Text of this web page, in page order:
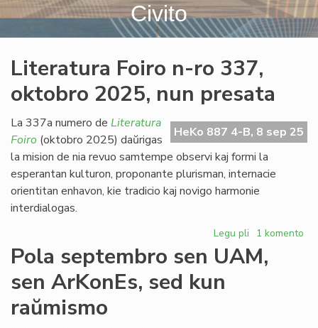
Civito
Literatura Foiro n-ro 337,
oktobro 2025, nun presata
HeKo 887 4-B, 8 sep 25
La 337a numero de Literatura
Foiro (oktobro 2025) daŭrigas
la mision de nia revuo samtempe observi kaj formi la
esperantan kulturon, proponante plurisman, internacie
orientitan enhavon, kie tradicio kaj novigo harmonie
interdialogas.
Legu pli pri
Literatura
Foiro
1 komento
Pola septembro sen UAM,
sen ArKonEs, sed kun
raŭmismo